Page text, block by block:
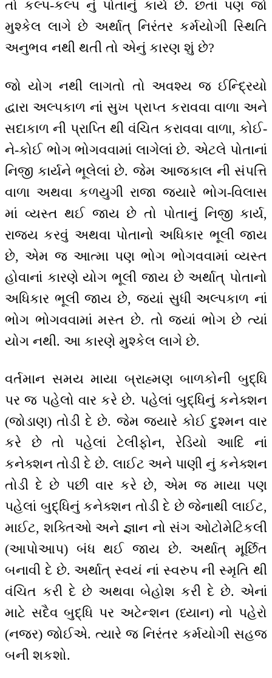
તો કલ્પ-કલ્પ નું પોતાનું કાર્ય છે. છતાં પણ જો
મુશ્કેલ લાગે છે અર્થાત્ નિરંતર કર્મયોગી સ્થિતિ
અનુભવ નથી થતી તો એનું કારણ શું છે?
જો યોગ નથી લાગતો તો અવશ્ય જ ઈન્દ્રિયો
દ્વારા અલ્પકાળ નાં સુખ પ્રાપ્ત કરાવવા વાળા અને
સદાકાળ ની પ્રાપ્તિ થી વંચિત કરાવવા વાળા, કોઈ-
ને-કોઈ ભોગ ભોગવવામાં લાગેલાં છે. એટલે પોતાનાં
નિજી કાર્યને ભૂલેલાં છે. જેમ આજકાલ ની સંપત્તિ
વાળા અથવા કળયુગી રાજા જ્યારે ભોગ-વિલાસ
માં વ્યસ્ત થઈ જાય છે તો પોતાનું નિજી કાર્ય,
રાજ્ય કરવું અથવા પોતાનો અધિકાર ભૂલી જાય
છે, એમ જ આત્મા પણ ભોગ ભોગવવામાં વ્યસ્ત
હોવાનાં કારણે યોગ ભૂલી જાય છે અર્થાત્ પોતાનો
અધિકાર ભૂલી જાય છે, જ્યાં સુધી અલ્પકાળ નાં
ભોગ ભોગવવામાં મસ્ત છે. તો જ્યાં ભોગ છે ત્યાં
યોગ નથી. આ કારણે મુશ્કેલ લાગે છે.
વર્તમાન સમય માયા બ્રાહ્મણ બાળકોની બુદ્ધિ
પર જ પહેલો વાર કરે છે. પહેલાં બુદ્ધિનું કનેક્શન
(જોડાણ) તોડી દે છે. જેમ જ્યારે કોઈ દુશ્મન વાર
કરે છે તો પહેલાં ટેલીફોન, રેડિયો આદિ નાં
કનેક્શન તોડી દે છે. લાઈટ અને પાણી નું કનેક્શન
તોડી દે છે પછી વાર કરે છે, એમ જ માયા પણ
પહેલાં બુદ્ધિનું કનેક્શન તોડી દે છે જેનાથી લાઈટ,
માઈટ, શક્તિઓ અને જ્ઞાન નો સંગ ઓટોમેટિકલી
(આપોઆપ) બંધ થઈ જાય છે. અર્થાત્ મૂર્છિત
બનાવી દે છે. અર્થાત્ સ્વયં નાં સ્વરુપ ની સ્મૃતિ થી
વંચિત કરી દે છે અથવા બેહોશ કરી દે છે. એનાં
માટે સદૈવ બુદ્ધિ પર અટેન્શન (ધ્યાન) નો પહેરો
(નજર) જોઈએ. ત્યારે જ નિરંતર કર્મયોગી સહજ
બની શકશો.